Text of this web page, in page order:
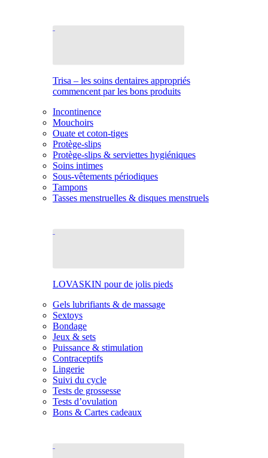
Trisa – les soins dentaires appropriés
commencent par les bons produits
Incontinence
Mouchoirs
Ouate et coton-tiges
Protège-slips
Protège-slips & serviettes hygiéniques
Soins intimes
Sous-vêtements périodiques
Tampons
Tasses menstruelles & disques menstruels
LOVASKIN pour de jolis pieds
Gels lubrifiants & de massage
Sextoys
Bondage
Jeux & sets
Puissance & stimulation
Contraceptifs
Lingerie
Suivi du cycle
Tests de grossesse
Tests d’ovulation
Bons & Cartes cadeaux